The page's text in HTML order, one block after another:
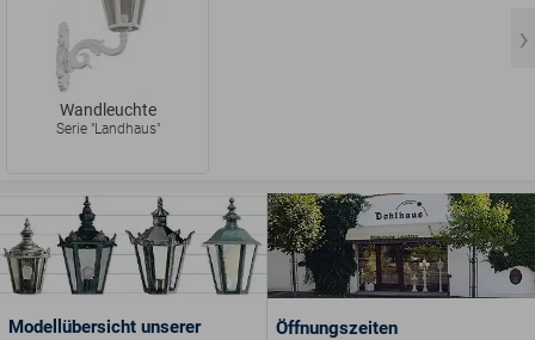
Wandleuchte
Serie "Landhaus"
Modellübersicht unserer
Öffnungszeiten